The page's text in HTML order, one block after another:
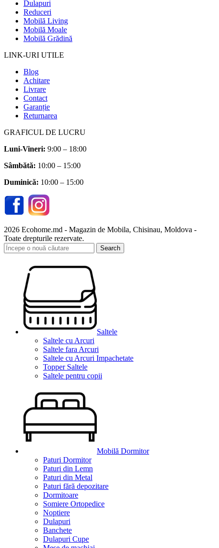
Dulapuri
Reduceri
Mobilă Living
Mobilă Moale
Mobilă Grădină
LINK-URI UTILE
Blog
Achitare
Livrare
Contact
Garanție
Returnarea
GRAFICUL DE LUCRU
Luni-Vineri: 9:00 – 18:00
Sâmbătă: 10:00 – 15:00
Duminică: 10:00 – 15:00
2026 Ecohome.md - Magazin de Mobila, Chisinau, Moldova -
Toate drepturile rezervate.
Search
Saltele
Saltele cu Arcuri
Saltele fara Arcuri
Saltele cu Arcuri Impachetate
Topper Saltele
Saltele pentru copii
Mobilă Dormitor
Paturi Dormitor
Paturi din Lemn
Paturi din Metal
Paturi fără depozitare
Dormitoare
Somiere Ortopedice
Noptiere
Dulapuri
Banchete
Dulapuri Cupe